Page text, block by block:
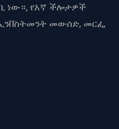
ነው።, የእኛ ችሎታዎች
ኢንቨስትመንት መውሰድ, መርፌ